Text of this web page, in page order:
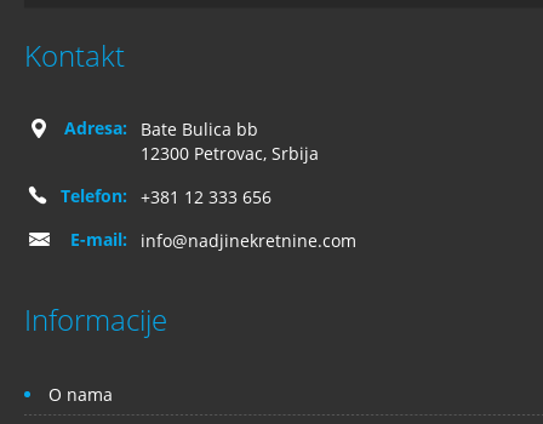
Kontakt
Adresa:
Bate Bulica bb
12300 Petrovac, Srbija
Telefon:
+381 12 333 656
E-mail:
info@nadjinekretnine.com
Informacije
O nama